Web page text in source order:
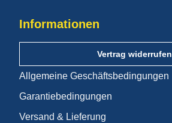
Informationen
Vertrag widerrufen
Allgemeine Geschäftsbedingungen
Garantiebedingungen
Versand & Lieferung